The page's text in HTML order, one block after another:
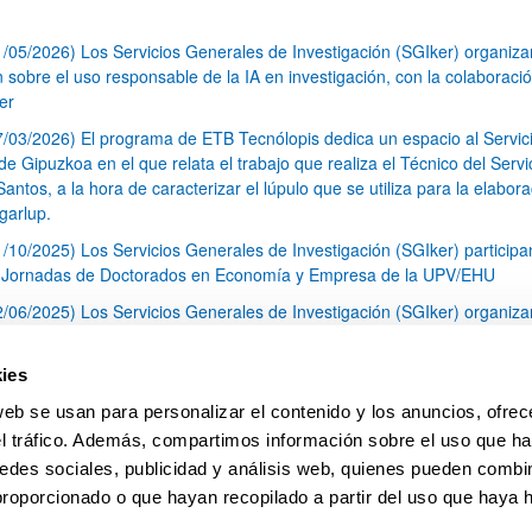
se usan para personalizar el contenido y los anuncios,
tráfico. Además, compartimos información sobre el uso que
sociales, publicidad y análisis web, quienes pueden
o que hayan recopilado a partir del uso que haya
05/2026) Los Servicios Generales de Investigación (SGIker)
sobre el uso responsable de la IA en investigación, con la
03/2026) El programa de ETB Tecnólopis dedica un espacio al
Gipuzkoa en el que relata el trabajo que realiza el Técnico del
a la hora de caracterizar el lúpulo que se utiliza para la
10/2025) Los Servicios Generales de Investigación (SGIker)
de Doctorados en Economía y Empresa de la UPV/EHU
06/2025) Los Servicios Generales de Investigación (SGIker)
química de dos variedades de lúpulo silvestre
Página
1 Página
2 Página
3 ...
Páginas intermedias Use TAB
Página
79